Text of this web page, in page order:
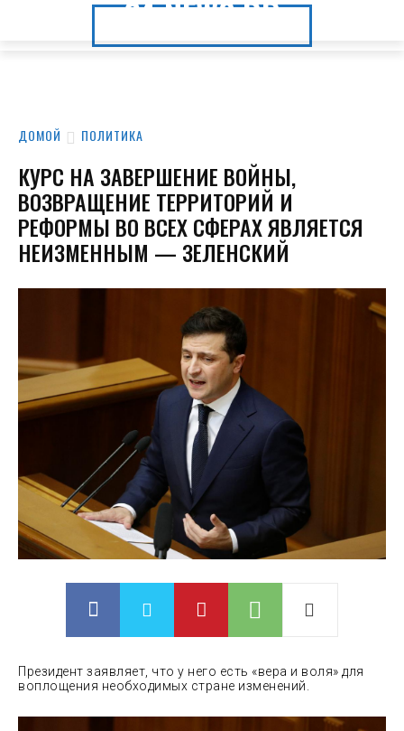
24.NEWS.DP
24.NEWS.DP
ДОМОЙ ПОЛИТИКА
КУРС НА ЗАВЕРШЕНИЕ ВОЙНЫ,
ВОЗВРАЩЕНИЕ ТЕРРИТОРИЙ И
РЕФОРМЫ ВО ВСЕХ СФЕРАХ ЯВЛЯЕТСЯ
НЕИЗМЕННЫМ — ЗЕЛЕНСКИЙ
Президент заявляет, что у него есть «вера и воля» для
воплощения необходимых стране изменений.